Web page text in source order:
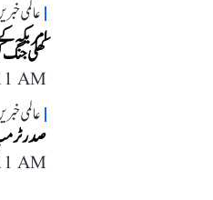
عالمی
امریکہ
کھلی
AM
عالمی
صدر
AM